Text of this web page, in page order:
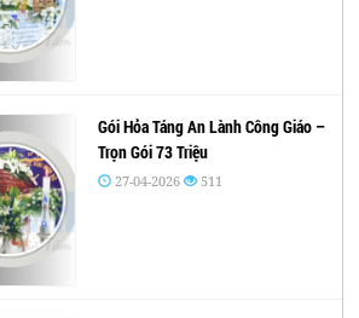
Gói Hỏa Táng An Lành Công Giáo –
Trọn Gói 73 Triệu
27-04-2026 511